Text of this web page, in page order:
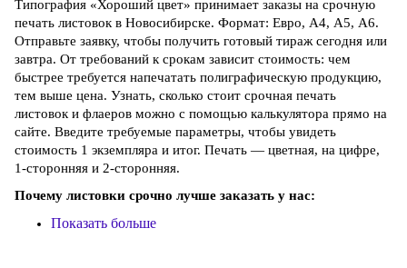
Типография «Хороший цвет» принимает заказы на срочную
печать листовок в Новосибирске. Формат: Евро, А4, А5, А6.
Отправьте заявку, чтобы получить готовый тираж сегодня или
завтра. От требований к срокам зависит стоимость: чем
быстрее требуется напечатать полиграфическую продукцию,
тем выше цена. Узнать, сколько стоит срочная печать
листовок и флаеров можно с помощью калькулятора прямо на
сайте. Введите требуемые параметры, чтобы увидеть
стоимость 1 экземпляра и итог. Печать — цветная, на цифре,
1-сторонняя и 2-сторонняя.
Почему листовки срочно лучше заказать у нас:
Показать больше